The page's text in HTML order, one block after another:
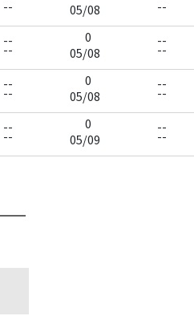
--
05/08
--
--
--
0
05/08
--
--
--
--
0
05/08
--
--
--
--
0
05/09
--
--